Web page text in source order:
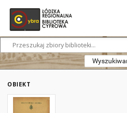
OBIEKT